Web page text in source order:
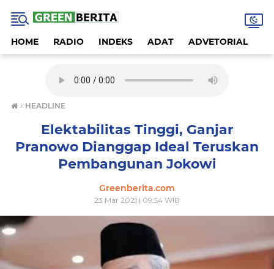
HOME RADIO INDEKS ADAT ADVETORIAL
› HEADLINE
Elektabilitas Tinggi, Ganjar
Pranowo Dianggap Ideal Teruskan
Pembangunan Jokowi
Greenberita.com
23 Mar 2021 | 09:54 WIB